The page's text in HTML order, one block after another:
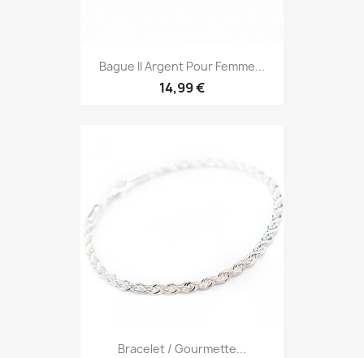
Bague II Argent Pour Femme...
14,99 €
Bracelet / Gourmette...